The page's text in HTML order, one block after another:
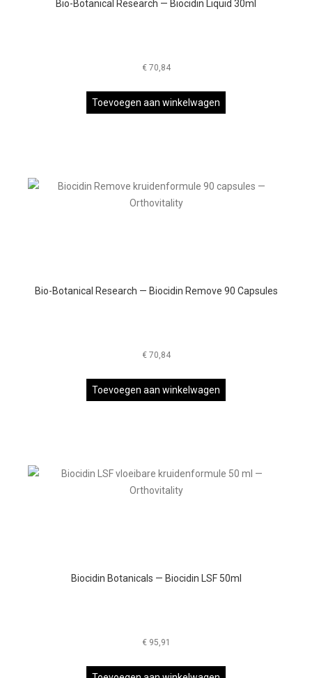
Bio-Botanical Research — Biocidin Liquid 30ml
€70,84
Toevoegen aan winkelwagen
Bio-Botanical Research — Biocidin Remove 90 Capsules
€70,84
Toevoegen aan winkelwagen
Biocidin Botanicals — Biocidin LSF 50ml
€95,91